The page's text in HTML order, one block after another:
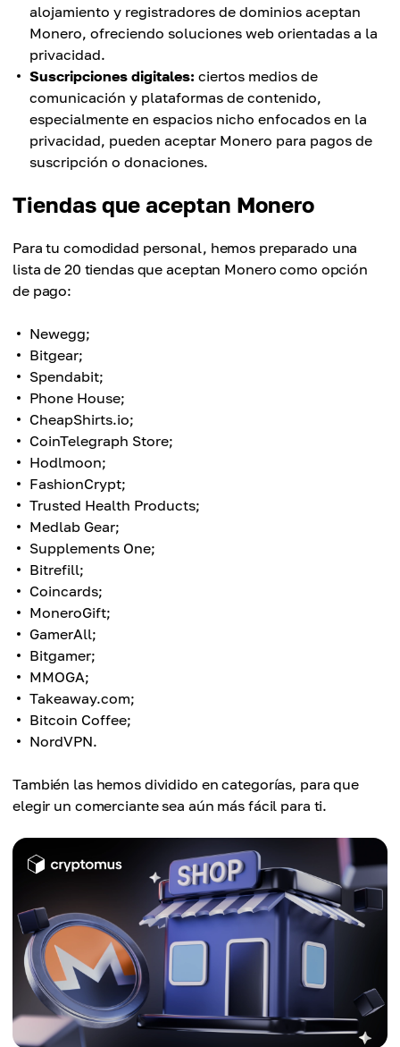
alojamiento y registradores de dominios aceptan
Monero, ofreciendo soluciones web orientadas a la
privacidad.
Suscripciones digitales: ciertos medios de
comunicación y plataformas de contenido,
especialmente en espacios nicho enfocados en la
privacidad, pueden aceptar Monero para pagos de
suscripción o donaciones.
Tiendas que aceptan Monero
Para tu comodidad personal, hemos preparado una
lista de 20 tiendas que aceptan Monero como opción
de pago:
Newegg;
Bitgear;
Spendabit;
Phone House;
CheapShirts.io;
CoinTelegraph Store;
Hodlmoon;
FashionCrypt;
Trusted Health Products;
Medlab Gear;
Supplements One;
Bitrefill;
Coincards;
MoneroGift;
GamerAll;
Bitgamer;
MMOGA;
Takeaway.com;
Bitcoin Coffee;
NordVPN.
También las hemos dividido en categorías, para que
elegir un comerciante sea aún más fácil para ti.